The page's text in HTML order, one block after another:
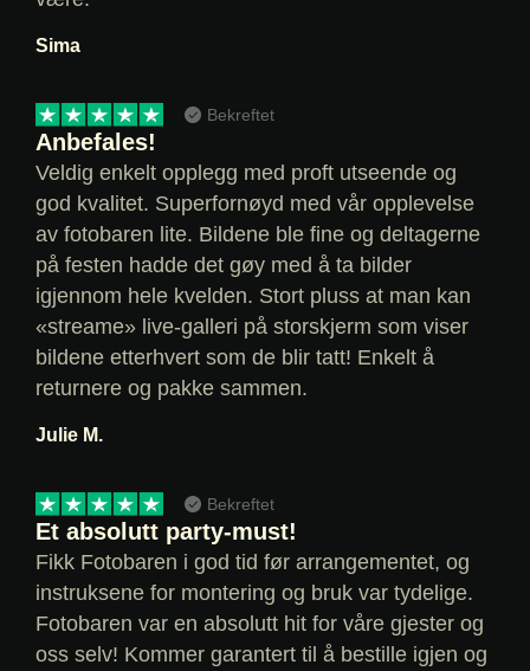
Sima
Bekreftet
Anbefales!
Veldig enkelt opplegg med proft utseende og
god kvalitet. Superfornøyd med vår opplevelse
av fotobaren lite. Bildene ble fine og deltagerne
på festen hadde det gøy med å ta bilder
igjennom hele kvelden. Stort pluss at man kan
«streame» live-galleri på storskjerm som viser
bildene etterhvert som de blir tatt! Enkelt å
returnere og pakke sammen.
Julie M.
Bekreftet
Et absolutt party-must!
Fikk Fotobaren i god tid før arrangementet, og
instruksene for montering og bruk var tydelige.
Fotobaren var en absolutt hit for våre gjester og
oss selv! Kommer garantert til å bestille igjen og